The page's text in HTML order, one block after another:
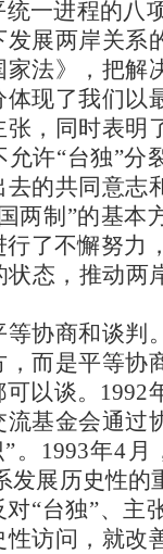
一进程的八
展两岸关系
法》，把解
现了我们以
，同时表明
许“台独”分
的共同意志
两制”的基本
了不懈努力
状态，推动两
协商和谈判
而是平等协
以谈。1992
基金会通过
。1993年4
发展历史性的
“台独”、主
访问，就改